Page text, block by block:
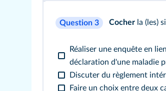
Question 3 Cocher la (les)
Réaliser une enquête en
déclaration d'une maladie
Discuter du règlement
Faire un choix entre deux